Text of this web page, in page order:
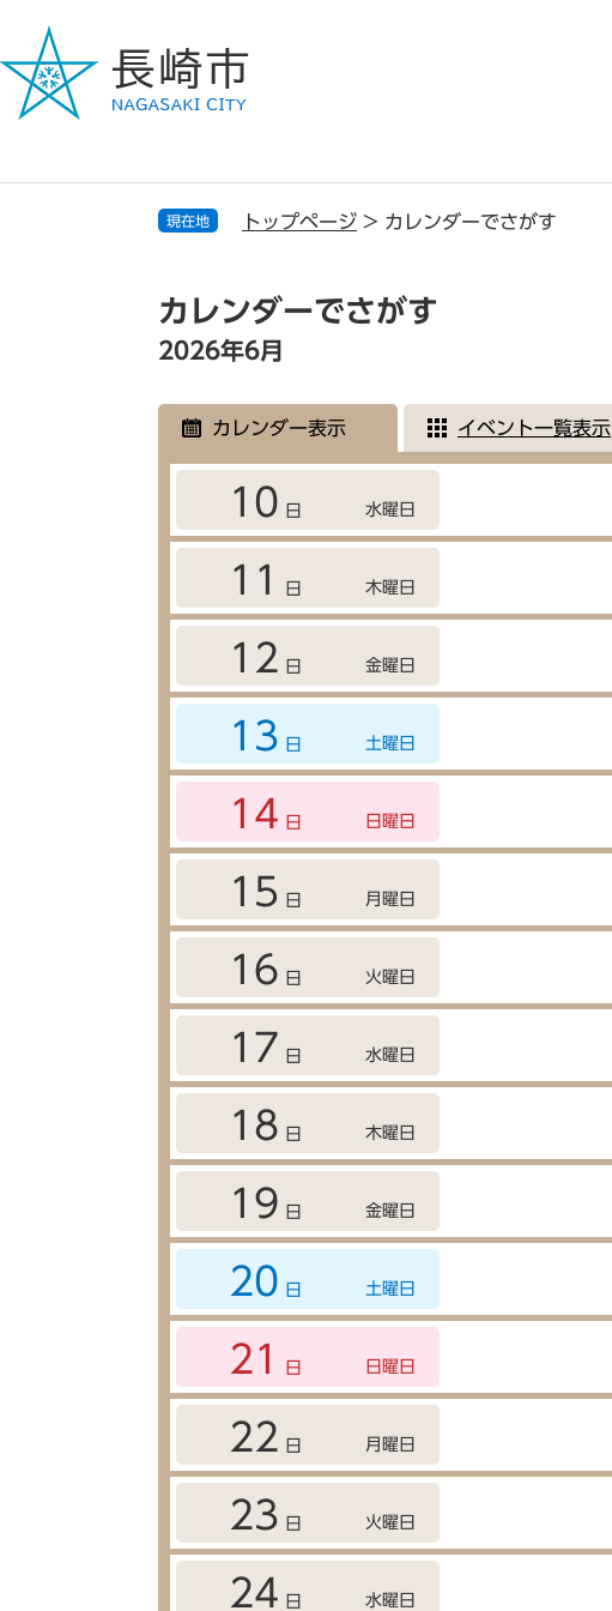
ジ
で
ュ
ば
現在地 トップページ > カレンダーでさがす
文
カレンダーでさがす
2026年6月
カレンダー表示 イベント一覧表示
10 日 水曜日
11 日 木曜日
12 日 金曜日
13 日 土曜日
14 日 日曜日
15 日 月曜日
16 日 火曜日
17 日 水曜日
18 日 木曜日
19 日 金曜日
20 日 土曜日
21 日 日曜日
22 日 月曜日
23 日 火曜日
24 日 水曜日